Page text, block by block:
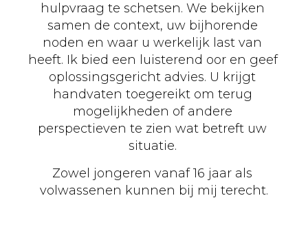
hulpvraag te schetsen. We bekijken
samen de context, uw bijhorende
noden en waar u werkelijk last van
heeft. Ik bied een luisterend oor en geef
oplossingsgericht advies. U krijgt
handvaten toegereikt om terug
mogelijkheden of andere
perspectieven te zien wat betreft uw
situatie.
Zowel jongeren vanaf 16 jaar als
volwassenen kunnen bij mij terecht.